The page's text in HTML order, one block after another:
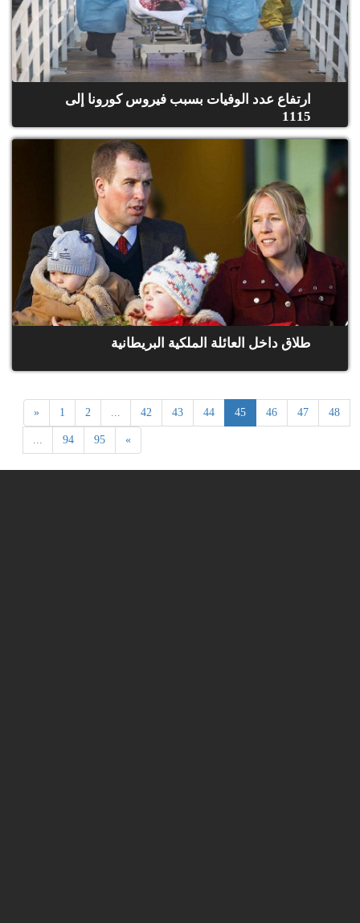
ارتفاع عدد الوفيات بسبب فيروس كورونا إلى
1115
طلاق داخل العائلة الملكية البريطانية
« 1 2 ... 42 43 44 45 46 47 48
... 94 95 »